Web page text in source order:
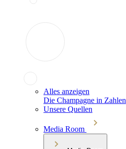
Alles anzeigen
Die Champagne in Zahlen
Unsere Quellen
Media Room